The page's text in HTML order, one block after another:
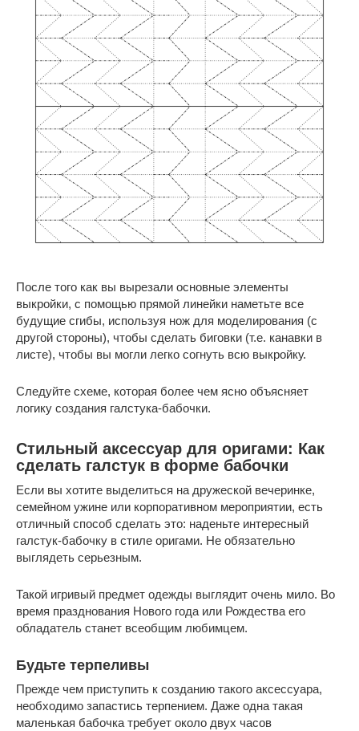
После того как вы вырезали основные элементы
выкройки, с помощью прямой линейки наметьте все
будущие сгибы, используя нож для моделирования (с
другой стороны), чтобы сделать биговки (т.е. канавки в
листе), чтобы вы могли легко согнуть всю выкройку.
Следуйте схеме, которая более чем ясно объясняет
логику создания галстука-бабочки.
Стильный аксессуар для оригами: Как
сделать галстук в форме бабочки
Если вы хотите выделиться на дружеской вечеринке,
семейном ужине или корпоративном мероприятии, есть
отличный способ сделать это: наденьте интересный
галстук-бабочку в стиле оригами. Не обязательно
выглядеть серьезным.
Такой игривый предмет одежды выглядит очень мило. Во
время празднования Нового года или Рождества его
обладатель станет всеобщим любимцем.
Будьте терпеливы
Прежде чем приступить к созданию такого аксессуара,
необходимо запастись терпением. Даже одна такая
маленькая бабочка требует около двух часов